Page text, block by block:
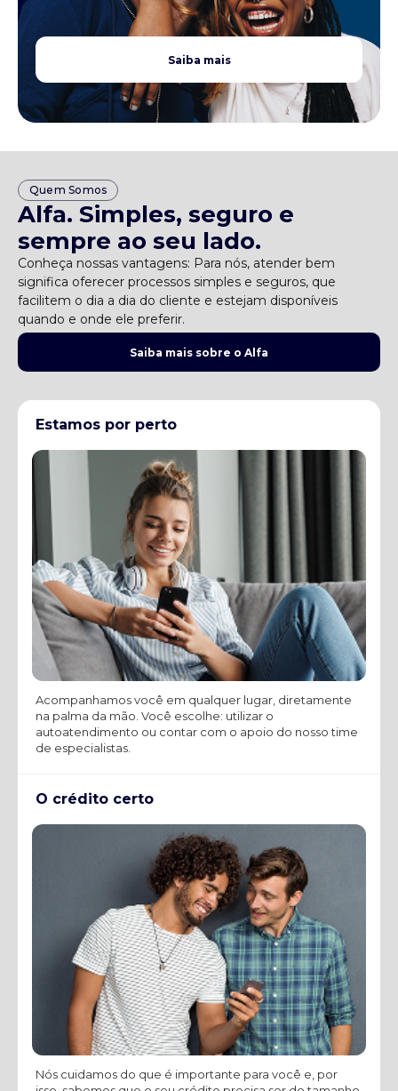
Saiba mais
Quem Somos
Alfa. Simples, seguro e
sempre ao seu lado.
Conheça nossas vantagens: Para nós, atender bem
significa oferecer processos simples e seguros, que
facilitem o dia a dia do cliente e estejam disponíveis
quando e onde ele preferir.
Saiba mais sobre o Alfa
Estamos por perto
Acompanhamos você em qualquer lugar, diretamente
na palma da mão. Você escolhe: utilizar o
autoatendimento ou contar com o apoio do nosso time
de especialistas.
O crédito certo
Nós cuidamos do que é importante para você e, por